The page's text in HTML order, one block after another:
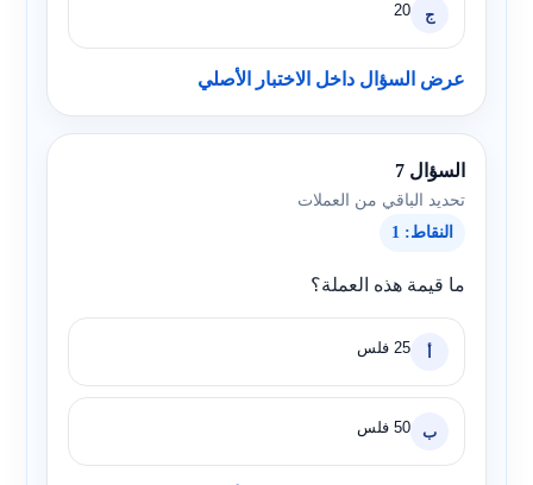
ج 20
عرض السؤال داخل الاختبار الأصلي
السؤال 7
تحديد الباقي من العملات
النقاط: 1
ما قيمة هذه العملة؟
أ 25 فلس
ب 50 فلس